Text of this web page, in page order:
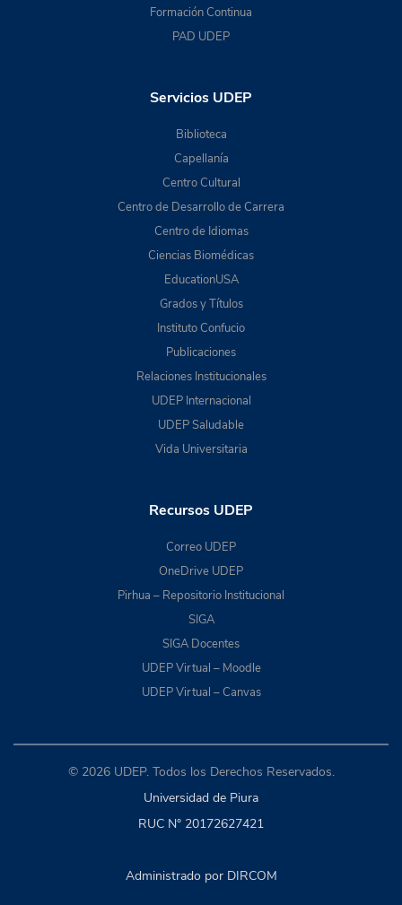
Formación Continua
PAD UDEP
Servicios UDEP
Biblioteca
Capellanía
Centro Cultural
Centro de Desarrollo de Carrera
Centro de Idiomas
Ciencias Biomédicas
EducationUSA
Grados y Títulos
Instituto Confucio
Publicaciones
Relaciones Institucionales
UDEP Internacional
UDEP Saludable
Vida Universitaria
Recursos UDEP
Correo UDEP
OneDrive UDEP
Pirhua – Repositorio Institucional
SIGA
SIGA Docentes
UDEP Virtual – Moodle
UDEP Virtual – Canvas
© 2026 UDEP. Todos los Derechos Reservados.
Universidad de Piura
RUC N° 20172627421
Administrado por DIRCOM